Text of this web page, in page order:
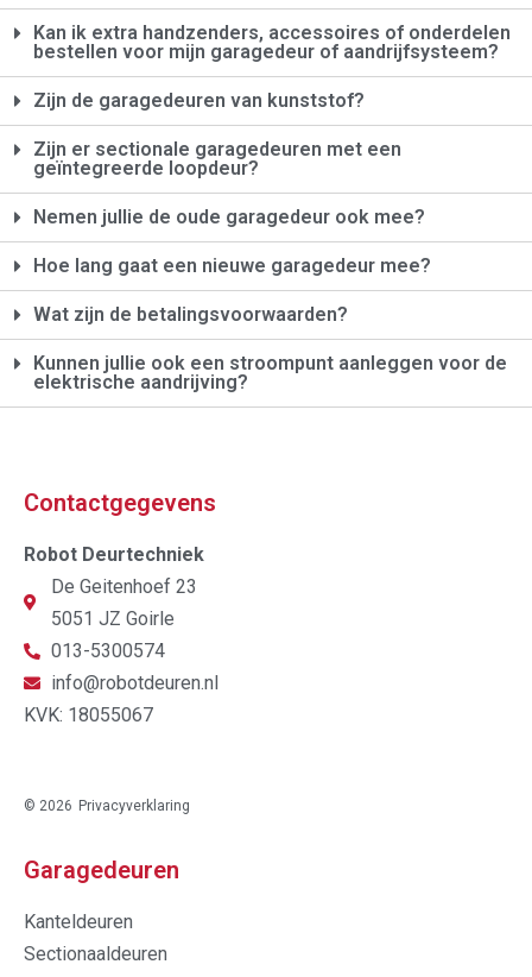
Kan ik extra handzenders, accessoires of onderdelen
bestellen voor mijn garagedeur of aandrijfsysteem?
Zijn de garagedeuren van kunststof?
Zijn er sectionale garagedeuren met een
geïntegreerde loopdeur?
Nemen jullie de oude garagedeur ook mee?
Hoe lang gaat een nieuwe garagedeur mee?
Wat zijn de betalingsvoorwaarden?
Kunnen jullie ook een stroompunt aanleggen voor de
elektrische aandrijving?
Contactgegevens
Robot Deurtechniek
De Geitenhoef 23
5051 JZ Goirle
013-5300574
info@robotdeuren.nl
KVK: 18055067
© 2026 Privacyverklaring
Garagedeuren
Kanteldeuren
Sectionaaldeuren